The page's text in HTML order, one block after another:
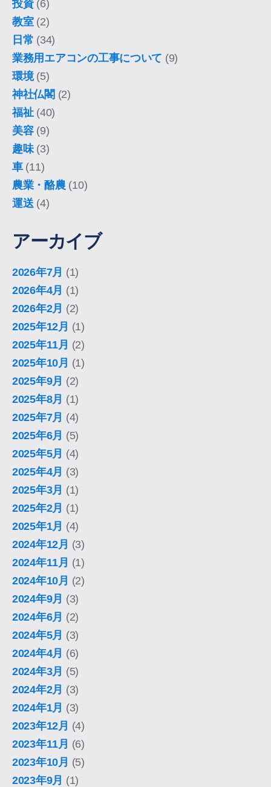
投資(6)
教室(2)
日常 (34)
業務用エアコンの工事について (9)
環境(5)
神社仏閣 (2)
福祉(40)
美容(9)
趣味(3)
車(11)
農業・酪農 (10)
運送 (4)
アーカイブ
2026年7月 (1)
2026年4月 (1)
2026年2月 (2)
2025年12月 (1)
2025年11月 (2)
2025年10月 (1)
2025年9月 (2)
2025年8月 (1)
2025年7月 (4)
2025年6月 (5)
2025年5月 (4)
2025年4月 (3)
2025年3月 (1)
2025年2月 (1)
2025年1月 (4)
2024年12月 (3)
2024年11月 (1)
2024年10月 (2)
2024年9月 (3)
2024年6月 (2)
2024年5月 (3)
2024年4月 (6)
2024年3月 (5)
2024年2月 (3)
2024年1月 (3)
2023年12月 (4)
2023年11月 (6)
2023年10月 (5)
2023年9月 (1)